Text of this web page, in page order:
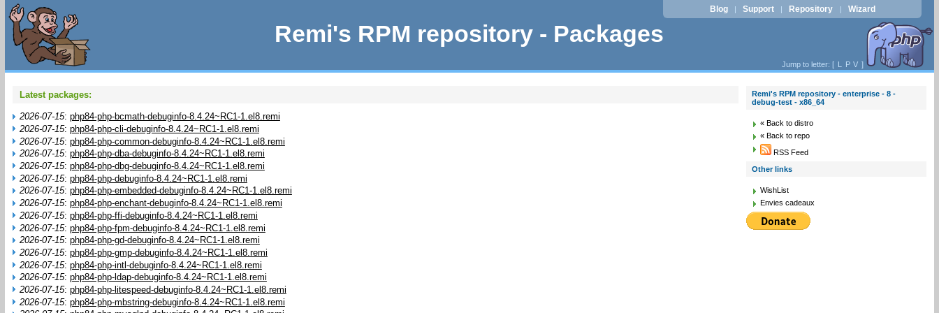
Remi's RPM repository - Packages
Blog | Support | Repository | Wizard
Jump to letter: [ L P V ]
Latest packages:
2026-07-15: php84-php-bcmath-debuginfo-8.4.24~RC1-1.el8.remi
2026-07-15: php84-php-cli-debuginfo-8.4.24~RC1-1.el8.remi
2026-07-15: php84-php-common-debuginfo-8.4.24~RC1-1.el8.remi
2026-07-15: php84-php-dba-debuginfo-8.4.24~RC1-1.el8.remi
2026-07-15: php84-php-dbg-debuginfo-8.4.24~RC1-1.el8.remi
2026-07-15: php84-php-debuginfo-8.4.24~RC1-1.el8.remi
2026-07-15: php84-php-embedded-debuginfo-8.4.24~RC1-1.el8.remi
2026-07-15: php84-php-enchant-debuginfo-8.4.24~RC1-1.el8.remi
2026-07-15: php84-php-ffi-debuginfo-8.4.24~RC1-1.el8.remi
2026-07-15: php84-php-fpm-debuginfo-8.4.24~RC1-1.el8.remi
2026-07-15: php84-php-gd-debuginfo-8.4.24~RC1-1.el8.remi
2026-07-15: php84-php-gmp-debuginfo-8.4.24~RC1-1.el8.remi
2026-07-15: php84-php-intl-debuginfo-8.4.24~RC1-1.el8.remi
2026-07-15: php84-php-ldap-debuginfo-8.4.24~RC1-1.el8.remi
2026-07-15: php84-php-litespeed-debuginfo-8.4.24~RC1-1.el8.remi
2026-07-15: php84-php-mbstring-debuginfo-8.4.24~RC1-1.el8.remi
Remi's RPM repository - enterprise - 8 -
debug-test - x86_64
« Back to distro
« Back to repo
RSS Feed
Other links
WishList
Envies cadeaux